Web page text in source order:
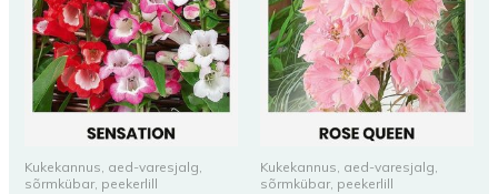
Kukekannus, aed-varesjalg,
sõrmkübar, peekerlill
Kukekannus, aed-varesjalg,
sõrmkübar, peekerlill